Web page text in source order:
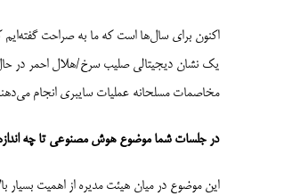
اکنون برای سال‌ها است که ما به صراحت
یک نشان دیجیتالی صلیب سرخ/هلال احمر در حال
مخاصمات مسلحانه عملیات سایبری انجام
در جلسات شماموضوعهوش مصنوعیتا چه
این موضوع در میان هیئت مدیره از اهمیت